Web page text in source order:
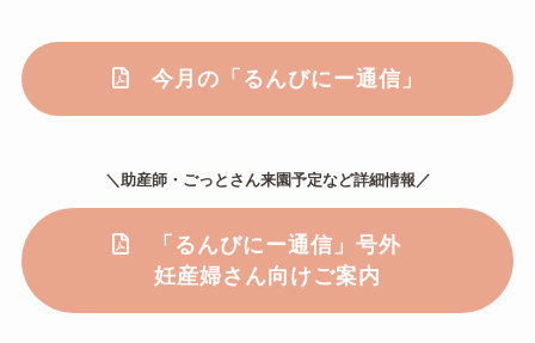
今月の「るんびにー通信」
＼助産師・ごっとさん来園予定など詳細情報／
「るんびにー通信」号外
妊産婦さん向けご案内